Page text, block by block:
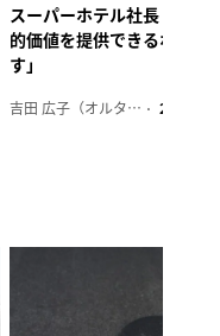
スーパーホテル社長「地域
的価値を提供できるホテル
す」
吉田 広子（オルタナ輪番編集長） 2026年6